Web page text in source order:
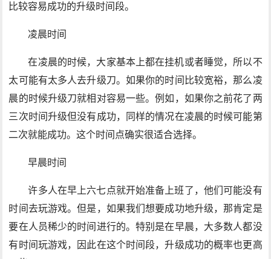
比较容易成功的升级时间段。
凌晨时间
在凌晨的时候，大家基本上都在挂机或者睡觉，所以不
太可能有太多人去升级刀。如果你的时间比较宽裕，那么凌
晨的时候升级刀就相对容易一些。例如，如果你之前花了两
三次时间升级但没有成功，同样的情况在凌晨的时候可能第
二次就能成功。这个时间点确实很适合选择。
早晨时间
许多人在早上六七点就开始准备上班了，他们可能没有
时间去玩游戏。但是，如果我们想要成功地升级，那肯定是
要在人员稀少的时间进行的。特别是在早晨，大多数人都没
有时间玩游戏，因此在这个时间段，升级成功的概率也更高